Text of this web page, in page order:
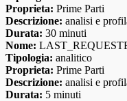
Proprieta: Prime Parti
Descrizione: analisi e
Durata: 30 minuti
Nome:
Tipologia: analitico
Proprieta: Prime Parti
Descrizione: analisi e
Durata: 5 minuti